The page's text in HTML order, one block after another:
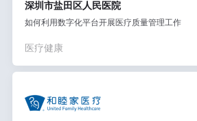
深圳市盐田区人民医院
如何利用数字化平台开展医疗质量管理工作
医疗健康